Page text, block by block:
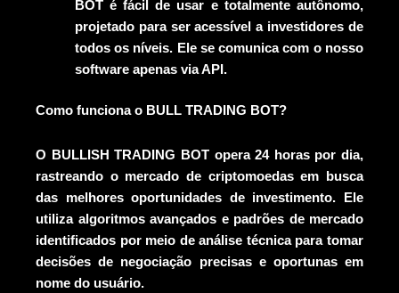
BOT é fácil de usar e totalmente autônomo,
projetado para ser acessível a investidores de
todos os níveis. Ele se comunica com o nosso
software apenas via API.
Como funciona o BULL TRADING BOT?
O BULLISH TRADING BOT opera 24 horas por dia,
rastreando o mercado de criptomoedas em busca
das melhores oportunidades de investimento. Ele
utiliza algoritmos avançados e padrões de mercado
identificados por meio de análise técnica para tomar
decisões de negociação precisas e oportunas em
nome do usuário.